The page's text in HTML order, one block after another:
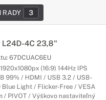
RADY 3
L24D-4C 23,8"
67DCUAC6EU
(16:9) 144Hz IPS
99% / HDMI / USB 3.2 / USB-
Blue Light / Flicker-Free / VESA
/ PIVOT / Výškovo nastaviteľný